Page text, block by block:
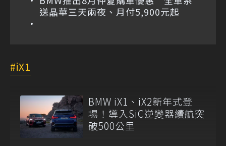
送晶華三天兩夜、月付5,900元起
iX1
BMW iX1、iX2新年式登
場！導入SiC逆變器續航突
破500公里